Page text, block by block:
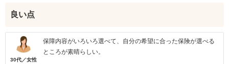
良い点
30代／女性
保障内容がいろいろ選べて、自分の希望に合った保険が選べる
ところが素晴らしい。